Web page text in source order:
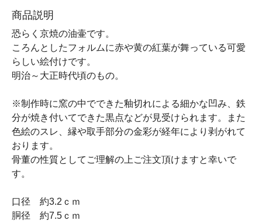
商品説明
恐らく京焼の油壷です。
ころんとしたフォルムに赤や黄の紅葉が舞っている可愛
らしい絵付けです。
明治～大正時代頃のもの。
※制作時に窯の中でできた釉切れによる細かな凹み、鉄
分が焼き付いてできた黒点などが見受けられます。また
色絵のスレ、縁や取手部分の金彩が経年により剥がれて
おります。
骨董の性質としてご理解の上ご注文頂けますと幸いで
す。
口径 約3.2ｃｍ
胴径 約7.5ｃｍ